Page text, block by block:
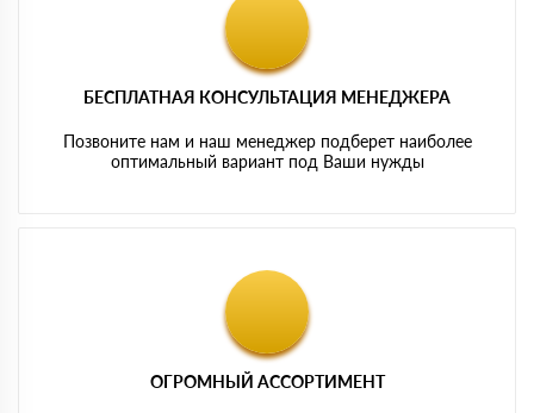
БЕСПЛАТНАЯ КОНСУЛЬТАЦИЯ МЕНЕДЖЕРА
Позвоните нам и наш менеджер подберет наиболее
оптимальный вариант под Ваши нужды
ОГРОМНЫЙ АССОРТИМЕНТ